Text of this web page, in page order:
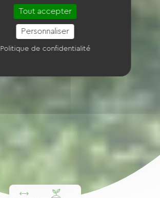
Tout accepter
Personnaliser
Politique de confidentialité